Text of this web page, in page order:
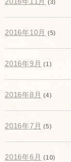
(3)
2016年10月 (5)
2016年9月 (1)
2016年8月 (4)
2016年7月 (5)
2016年6月 (10)